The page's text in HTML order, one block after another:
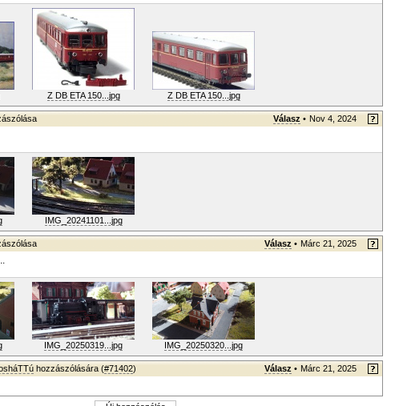
Z DB ETA 150...jpg Z DB ETA 150...jpg
Válasz • Nov 4, 2024
IMG_20241101...jpg
Válasz • Márc 21, 2025
IMG_20250319...jpg IMG_20250320...jpg
hozzászólására (#71402) Válasz • Márc 21, 2025